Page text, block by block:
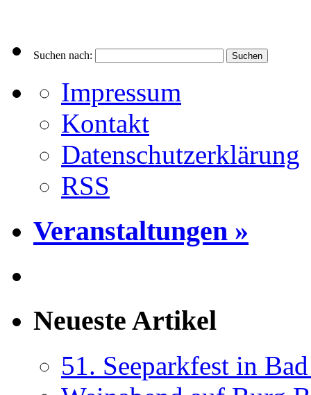
Suchen nach:
Impressum
Kontakt
Datenschutzerklärung
RSS
Veranstaltungen »
Neueste Artikel
51. Seeparkfest in